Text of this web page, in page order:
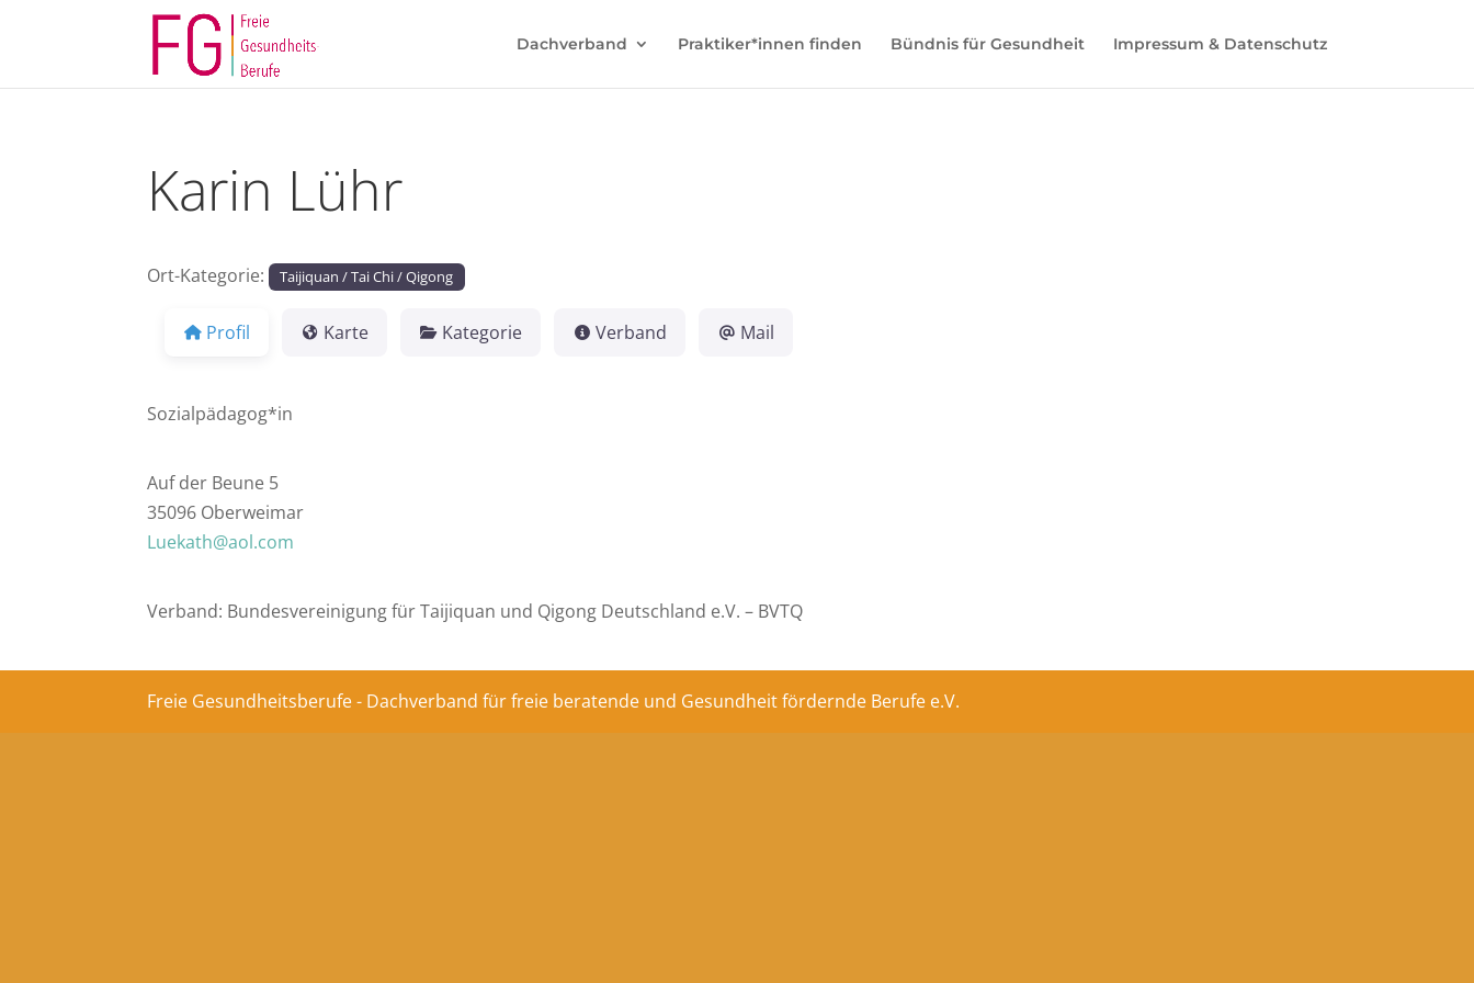
Dachverband Praktiker*innen finden Bündnis für Gesundheit Impressum & Datenschutz
Karin Lühr
Ort-Kategorie: Taijiquan / Tai Chi / Qigong
Profil Karte Kategorie Verband Mail
Sozialpädagog*in
Auf der Beune 5
35096 Oberweimar
Luekath@aol.com
Verband: Bundesvereinigung für Taijiquan und Qigong Deutschland e.V. – BVTQ
Freie Gesundheitsberufe - Dachverband für freie beratende und Gesundheit fördernde Berufe e.V.